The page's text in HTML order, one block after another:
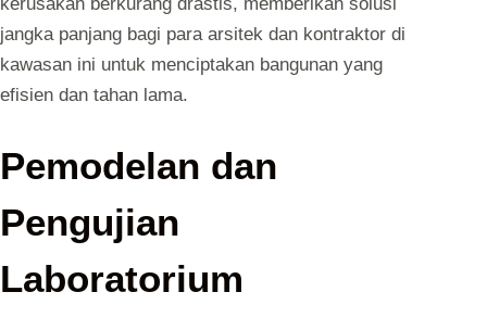
jangka panjang bagi para arsitek dan kontraktor di
kawasan ini untuk menciptakan bangunan yang
efisien dan tahan lama.
Pemodelan dan
Pengujian
Laboratorium